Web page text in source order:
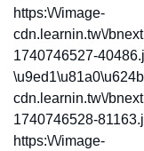
https:\/\/image-
cdn.learnin.tw\/
1740746527-
cdn.learnin.tw\/
1740746528-
https:\/\/image-